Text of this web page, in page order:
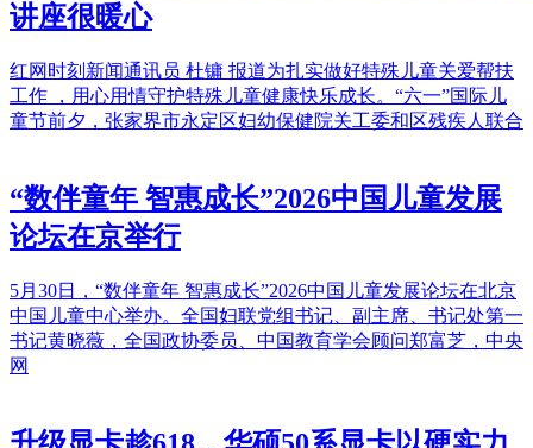
讲座很暖心
红网时刻新闻通讯员 杜镛 报道为扎实做好特殊儿童关爱帮扶
工作 ，用心用情守护特殊儿童健康快乐成长。“六一”国际儿
童节前夕，张家界市永定区妇幼保健院关工委和区残疾人联合
“数伴童年 智惠成长”2026中国儿童发展
论坛在京举行
5月30日，“数伴童年 智惠成长”2026中国儿童发展论坛在北京
中国儿童中心举办。全国妇联党组书记、副主席、书记处第一
书记黄晓薇，全国政协委员、中国教育学会顾问郑富芝，中央
网